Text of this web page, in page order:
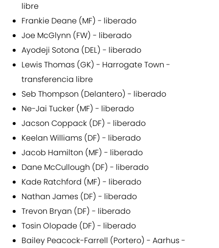
libre
Frankie Deane (MF) - liberado
Joe McGlynn (FW) - liberado
Ayodeji Sotona (DEL) - liberado
Lewis Thomas (GK) - Harrogate Town -
transferencia libre
Seb Thompson (Delantero) - liberado
Ne-Jai Tucker (MF) - liberado
Jacson Coppack (DF) - liberado
Keelan Williams (DF) - liberado
Jacob Hamilton (MF) - liberado
Dane McCullough (DF) - liberado
Kade Ratchford (MF) - liberado
Nathan James (DF) - liberado
Trevon Bryan (DF) - liberado
Tosin Olopade (DF) - liberado
Bailey Peacock-Farrell (Portero) - Aarhus -